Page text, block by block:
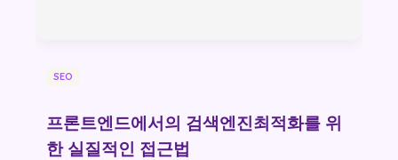
SEO
프론트엔드에서의 검색엔진최적화를 위
한 실질적인 접근법